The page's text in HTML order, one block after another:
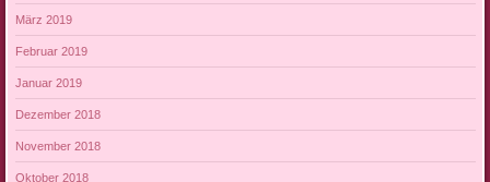
März 2019
Februar 2019
Januar 2019
Dezember 2018
November 2018
Oktober 2018